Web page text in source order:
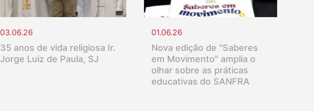
03.06.26
35 anos de vida religiosa Ir.
Jorge Luiz de Paula, SJ
01.06.26
Nova edição de "Saberes
em Movimento" amplia o
olhar sobre as práticas
educativas do SANFRA